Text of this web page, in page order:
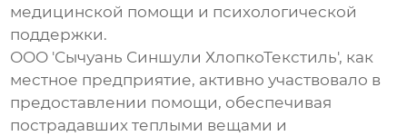
медицинской помощи и психологической
поддержки.
ООО 'Сычуань Синшули ХлопкоТекстиль', как
местное предприятие, активно участвовало в
предоставлении помощи, обеспечивая
пострадавших теплыми вещами и